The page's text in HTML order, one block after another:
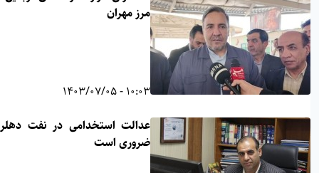
مرز مهران
10:03 - 1403/07/05
عدالت استخدامی در نفت دهلران
ضروری است